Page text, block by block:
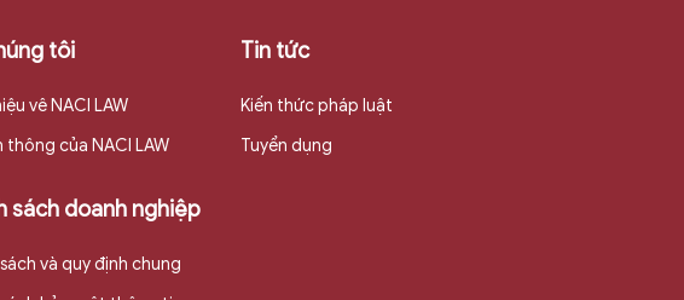
tôi
vê NACI LAW
thông của NACI LAW
sách doanh nghiệp
và quy định chung
Tin tức
Kiến thức pháp luật
Tuyển dụng